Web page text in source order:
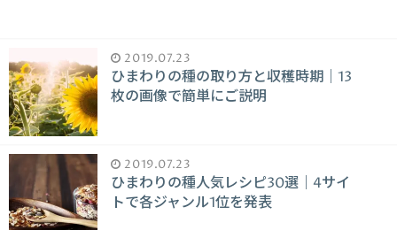
2019.07.23
ひまわりの種の取り方と収穫時期｜13
枚の画像で簡単にご説明
2019.07.23
ひまわりの種人気レシピ30選｜4サイ
トで各ジャンル1位を発表